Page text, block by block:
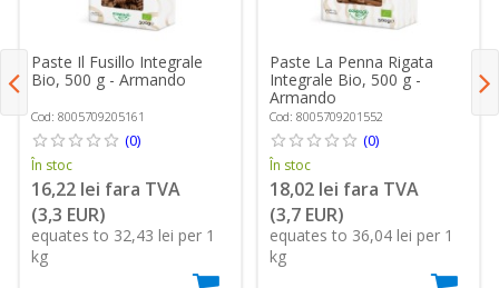
Paste Il Fusillo Integrale
Bio, 500 g - Armando
Cod: 8005709205161
(0)
În stoc
16,22 lei fara TVA
(3,3 EUR)
equates to 32,43 lei per 1
kg
Paste La Penna Rigata
Integrale Bio, 500 g -
Armando
Cod: 8005709201552
(0)
În stoc
18,02 lei fara TVA
(3,7 EUR)
equates to 36,04 lei per 1
kg